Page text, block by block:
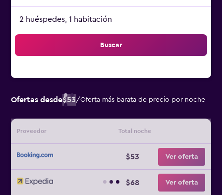
2 huéspedes, 1 habitación
Buscar
Ofertas desde$53/Oferta más barata de precio por noche
Proveedor Total noche
$53 Ver oferta
$68 Ver oferta